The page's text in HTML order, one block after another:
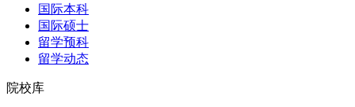
国际本科
国际硕士
留学预科
留学动态
院校库